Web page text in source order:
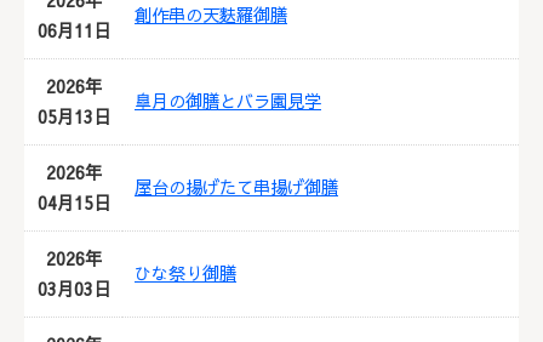
06月11日
創作串の天麩羅御膳
2026年
05月13日
皐月の御膳とバラ園見学
2026年
04月15日
屋台の揚げたて串揚げ御膳
2026年
03月03日
ひな祭り御膳